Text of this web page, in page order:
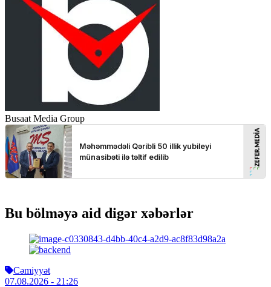
Busaat Media Group
Bu bölməyə aid digər xəbərlər
Cəmiyyət
07.08.2026 - 21:26